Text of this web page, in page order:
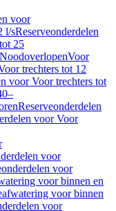
voor
l/sReserveonderdelen
25
Voor
trechters tot 12
voor Voor trechters tot
Reserveonderdelen
voor Voor
voor
voor
voor binnen en
voor binnen
voor